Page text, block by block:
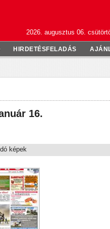
2026. augusztus 06.
HIRDETÉSFELADÁS
16.
képek